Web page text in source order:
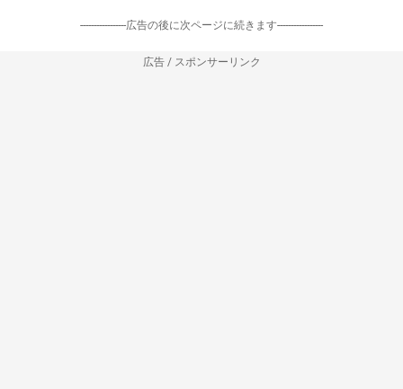
-----------------広告の後に次ページに続きます-----------------
広告 / スポンサーリンク